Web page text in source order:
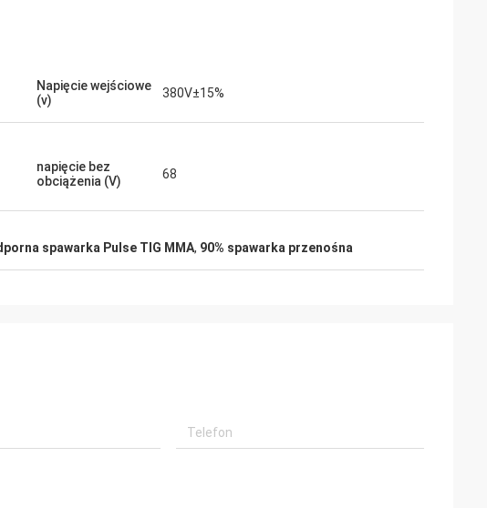
Napięcie wejściowe
(v)
380V±15%
napięcie bez
obciążenia (V)
68
spawarka Pulse TIG MMA, 90% spawarka przenośna